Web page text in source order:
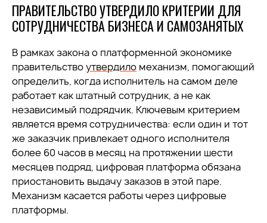
ПРАВИТЕЛЬСТВО УТВЕРДИЛО КРИТЕРИИ ДЛЯ
СОТРУДНИЧЕСТВА БИЗНЕСА И САМОЗАНЯТЫХ
В рамках закона о платформенной экономике
правительствоутвердило механизм, помогающий
определить, когда исполнитель на самом деле
работает как штатный сотрудник, а не как
независимый подрядчик. Ключевым критерием
является время сотрудничества: если один и тот
же заказчик привлекает одного исполнителя
более 60 часов в месяц на протяжении шести
месяцев подряд, цифровая платформа обязана
приостановить выдачу заказов в этой паре.
Механизм касается работы через цифровые
платформы.